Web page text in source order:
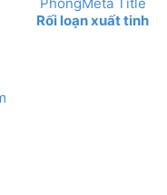
Rối loạn xuất tinh